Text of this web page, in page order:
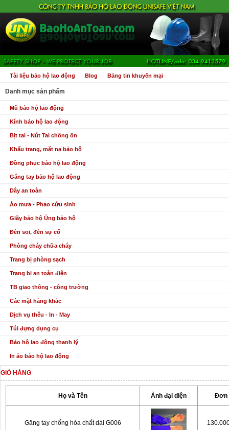
Tài liệu bảo hộ lao động Blog Bảng tin khuyến mại
Danh mục sản phẩm
Mũ bảo hộ lao động
Kính bảo hộ lao động
Bịt tai - Nút Tai chống ồn
Khẩu trang, mặt nạ bảo hộ
Đồng phục bảo hộ lao động
Găng tay bảo hộ lao động
Dây an toàn
Áo mưa - Phao cứu sinh
Giầy bảo hộ Ủng bảo hộ
Đèn soi, đèn sự cố
Phòng cháy chữa cháy
Trang bị phòng sạch
Trang bị an toàn điện
TB giao thông - công trường
Các mặt hàng khác
Dịch vụ thêu - In - May
Túi đựng dụng cụ
Bảo hộ lao động thanh lý
In áo bảo hộ lao động
GIỎ HÀNG
Họ và Tên Ảnh đại diện Đơn
Găng tay chống hóa chất dài G006